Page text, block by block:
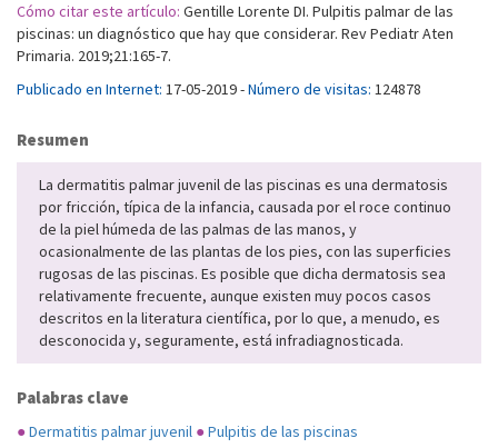
Cómo citar este artículo: Gentille Lorente DI. Pulpitis palmar de las
piscinas: un diagnóstico que hay que considerar. Rev Pediatr Aten
Primaria. 2019;21:165-7.
Publicado en Internet: 17-05-2019 -Número de visitas: 124878
Resumen
La dermatitis palmar juvenil de las piscinas es una dermatosis
por fricción, típica de la infancia, causada por el roce continuo
de la piel húmeda de las palmas de las manos, y
ocasionalmente de las plantas de los pies, con las superficies
rugosas de las piscinas. Es posible que dicha dermatosis sea
relativamente frecuente, aunque existen muy pocos casos
descritos en la literatura científi­ca, por lo que, a menudo, es
desconocida y, seguramente, está infradiagnosticada.
Palabras clave
●Dermatitis palmar juvenil ●Pulpitis de las piscinas